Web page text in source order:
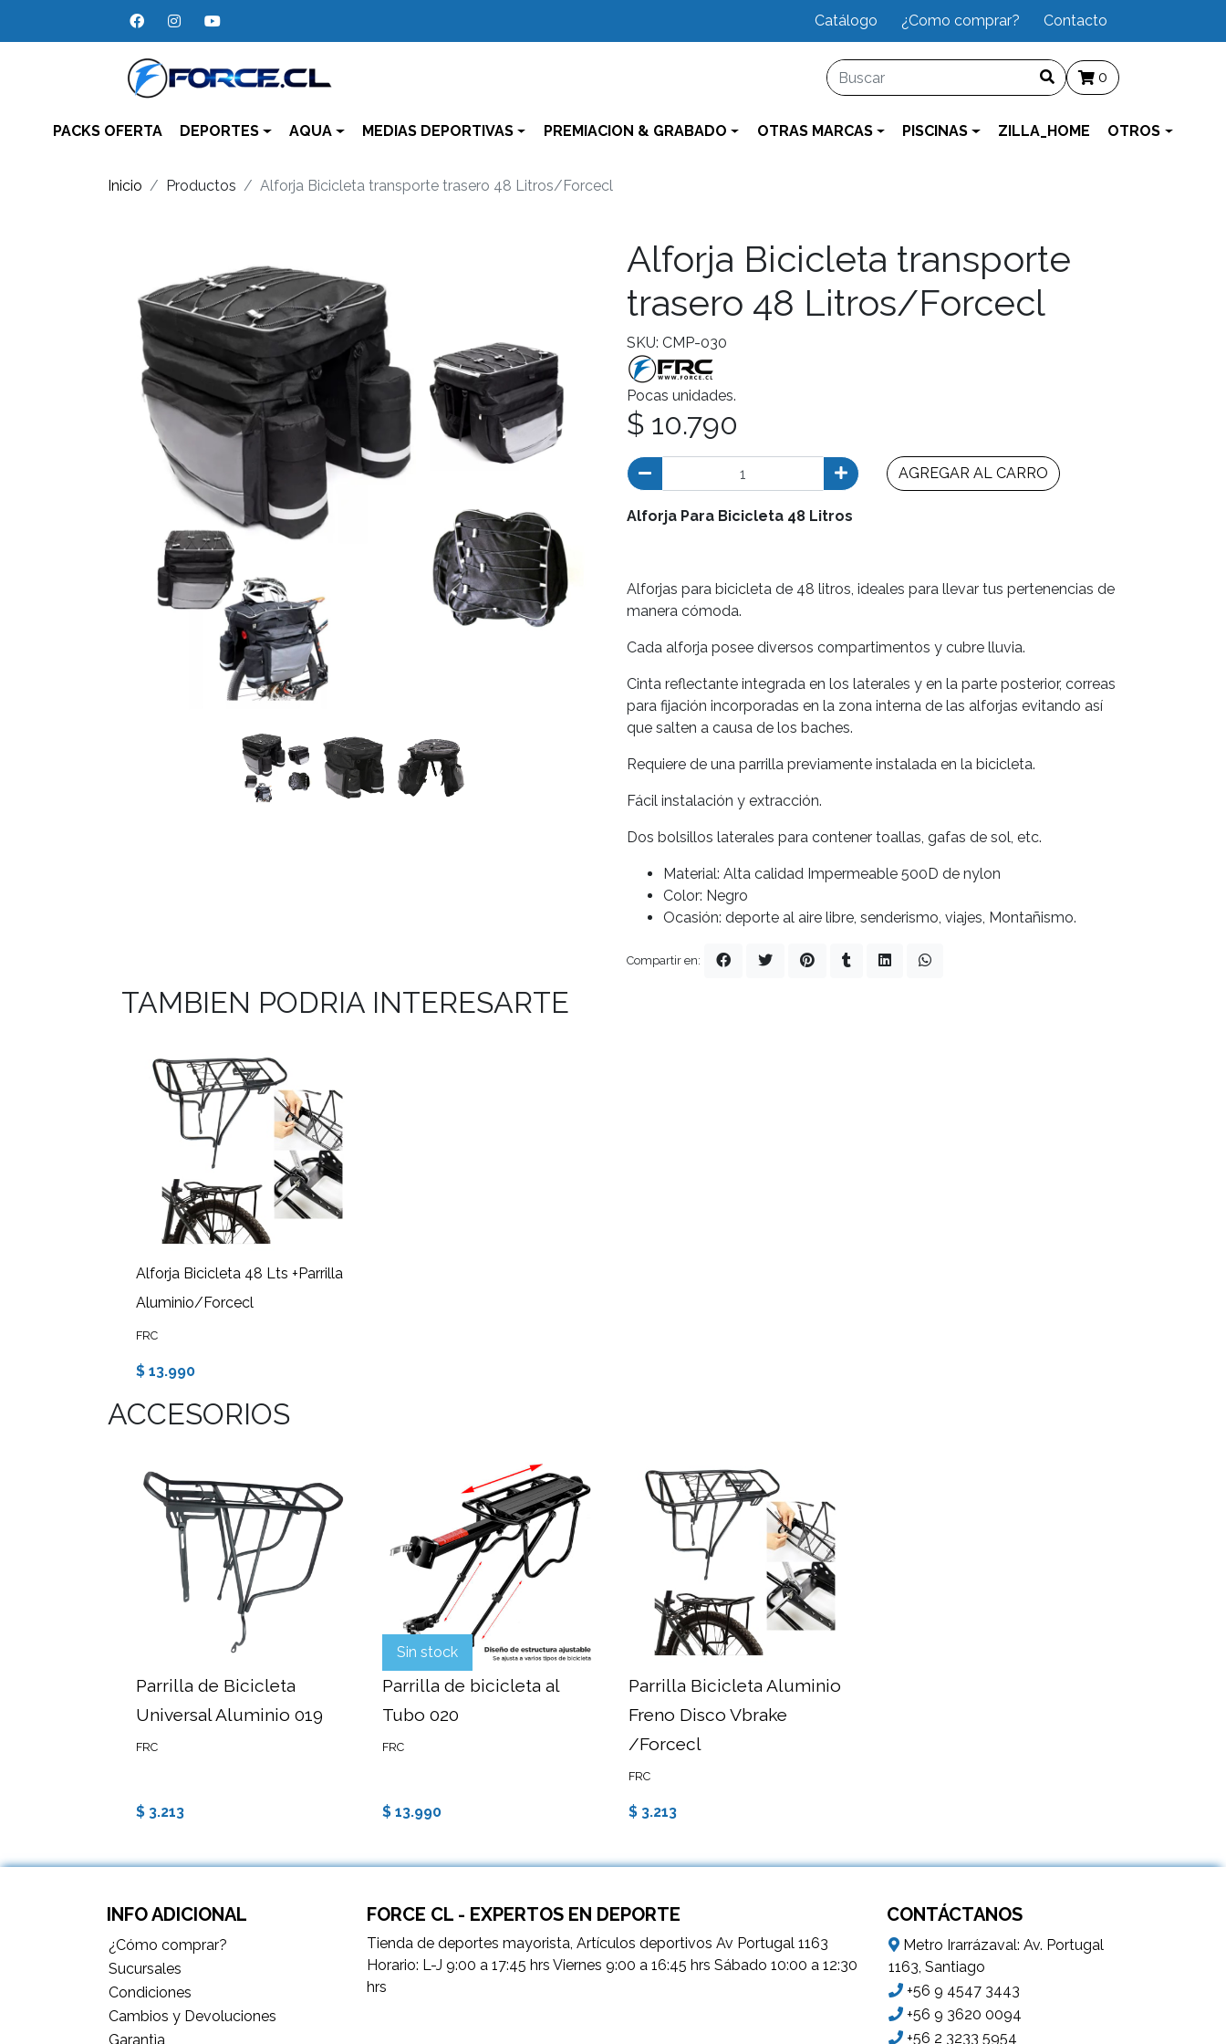
Catálogo ¿Como comprar? Contacto
0
PACKS OFERTA DEPORTES AQUA MEDIAS DEPORTIVAS PREMIACION & GRABADO OTRAS MARCAS PISCINAS ZILLA_HOME OTROS
Inicio Productos Alforja Bicicleta transporte trasero 48 Litros/Forcecl
Alforja Bicicleta transporte
trasero 48 Litros/Forcecl
SKU: CMP-030
Pocas unidades.
$ 10.790
AGREGAR AL CARRO
Alforja Para Bicicleta 48 Litros
Alforjas para bicicleta de 48 litros, ideales para llevar tus pertenencias de
manera cómoda.
Cada alforja posee diversos compartimentos y cubre lluvia.
Cinta reflectante integrada en los laterales y en la parte posterior, correas
para fijación incorporadas en la zona interna de las alforjas evitando así
que salten a causa de los baches.
Requiere de una parrilla previamente instalada en la bicicleta.
Fácil instalación y extracción.
Dos bolsillos laterales para contener toallas, gafas de sol, etc.
Material: Alta calidad Impermeable 500D de nylon
Color: Negro
Ocasión: deporte al aire libre, senderismo, viajes, Montañismo.
Compartir en:
TAMBIEN PODRIA INTERESARTE
Alforja Bicicleta 48 Lts +Parrilla
Aluminio/Forcecl
FRC
$ 13.990
ACCESORIOS
Parrilla de Bicicleta
Universal Aluminio 019
FRC
$ 3.213
Sin stock
Parrilla de bicicleta al
Tubo 020
FRC
$ 13.990
Parrilla Bicicleta Aluminio
Freno Disco Vbrake
/Forcecl
FRC
$ 3.213
INFO ADICIONAL
¿Cómo comprar?
Sucursales
Condiciones
Cambios y Devoluciones
Garantìa
FORCE CL - EXPERTOS EN DEPORTE
Tienda de deportes mayorista, Artículos deportivos Av Portugal 1163
Horario: L-J 9:00 a 17:45 hrs Viernes 9:00 a 16:45 hrs Sábado 10:00 a 12:30
hrs
CONTÁCTANOS
Metro Irarrázaval: Av. Portugal
1163, Santiago
+56 9 4547 3443
+56 9 3620 0094
+56 2 3233 5954